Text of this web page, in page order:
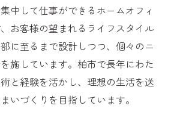
中して仕事ができるホームオフィ
お客様の望まれるライフスタイル
に至るまで設計しつつ、個々のニ
施しています。柏市で長年にわた
と経験を活かし、理想の生活を送
いづくりを目指しています。